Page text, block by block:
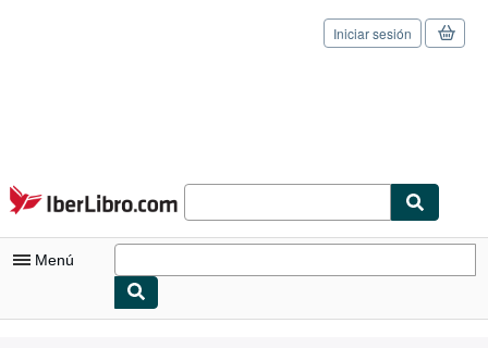
Pasar al contenido principal
IberLibro.com
Iniciar sesión
Menú